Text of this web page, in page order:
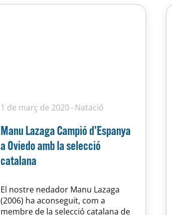
1 de març de 2020 Natació
Manu Lazaga Campió d’Espanya
a Oviedo amb la selecció
catalana
El nostre nedador Manu Lazaga
(2006) ha aconseguit, com a
membre de la selecció catalana de